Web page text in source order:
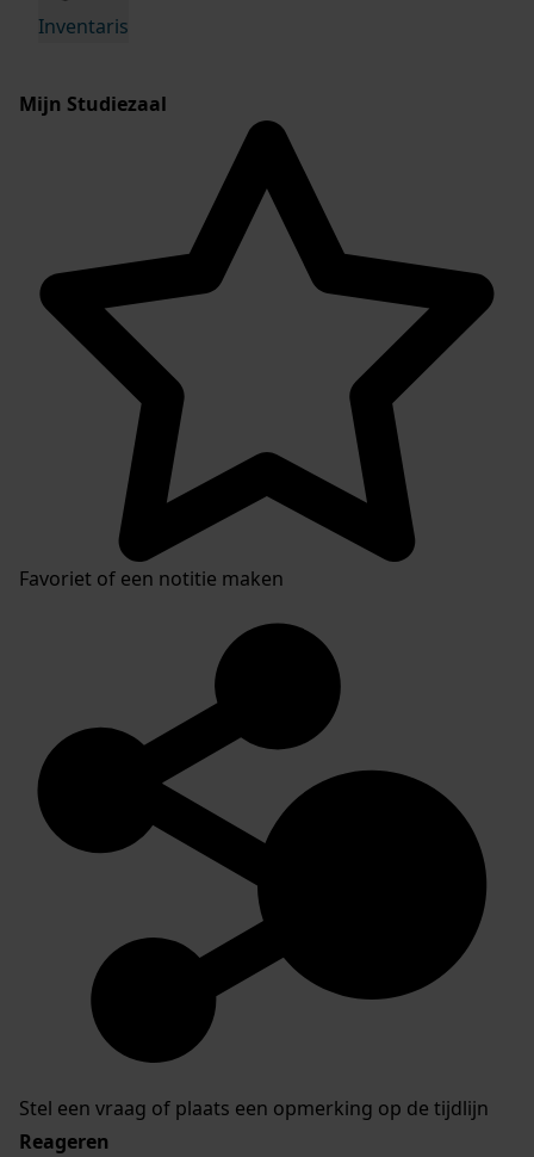
Inventaris
Mijn Studiezaal
Favoriet of een notitie maken
Stel een vraag of plaats een opmerking op de tijdlijn
Reageren